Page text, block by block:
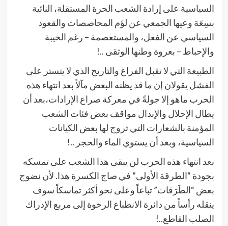
السياسية على إرادة الشعب الحرة المستقلة، النائية
بسِعَة وعيها الجمعي عن لؤم المحاصصات والقعود
السياسي عن الفعل، والمستعصمة – رغم الخيبة
والإحباط – بعروة وطنها الوثقى ..!
الطبيعة التي لا تقبل الفراغ والتاريخ الذي لا يتستر على
الفشل يقولان إن ما قد يظنه البعض مآلاً بعد انتهاء هذه
الحرب ماهو إلا جولةً في معركة صراع الإرادات،بعد أن
يطال الإحلال والإبدال مواقف بعض فئات الشعب
المؤمنة بالشعارات التي تروج لها بعض الكيانات
السياسية، وبعد أن يستوي الماء والحجر ..!
بعد انتهاء هذه الحرب لن يبقى هذا الشعب على تمسكه
بجودة “الطرقة الأولى” في صاج الكسرة هذا. لأن نضوج
بعض “الطَرَقات” تباعاً وعلى نحو أكثر تماسكاً سوف
ينقله رأساً من دائرة الانطباع الرخوة إلى مربع الإدراك
الصلب القاطع..!